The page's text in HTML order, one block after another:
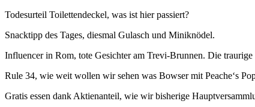
Todesurteil Toilettendeckel, was ist hier passiert?
Snacktipp des Tages, diesmal Gulasch und Miniknödel.
Influencer in Rom, tote Gesichter am Trevi-Brunnen. Die
Rule 34, wie weit wollen wir sehen was Bowser mit Peache‘s
Gratis essen dank Aktienanteil, wie wir bisherige